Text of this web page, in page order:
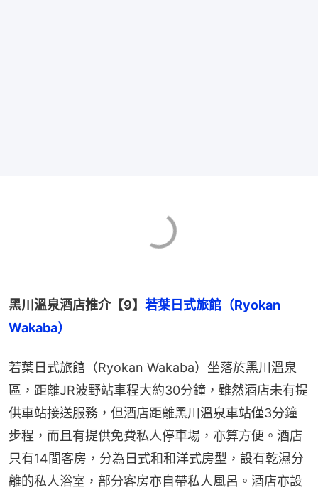
黑川溫泉酒店推介【9】 若葉日式旅館（Ryokan
Wakaba）
若葉日式旅館（Ryokan Wakaba）坐落於黑川溫泉
區，距離JR波野站車程大約30分鐘，雖然酒店未有提
供車站接送服務，但酒店距離黑川溫泉車站僅3分鐘
步程，而且有提供免費私人停車場，亦算方便。酒店
只有14間客房，分為日式和和洋式房型，設有乾濕分
離的私人浴室，部分客房亦自帶私人風呂。酒店亦設